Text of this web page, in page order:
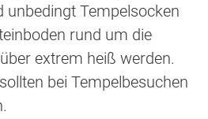
unbedingt Tempelsocken
rund um die
extrem heiß werden.
bei Tempelbesuchen